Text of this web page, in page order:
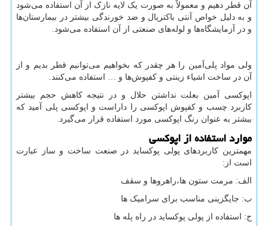
آن قطر دهیم و معمولاً به صورت یک لایه نازک از آن استفاده می‌شود
و به دلیل خواص آنتی باکتریال و ضد خورندگی بیشتر در بیمارستان‌ها
و در آزمایشگاه‌ها و لوله‌های صنعتی از آن استفاده می‌شود.
ولی مواد پلی‌آمین را هر چقدر که بخواهیم می‌توانیم قطر بدیم و از
آن در ساخت اشیاء زینتی و کفپوش‌ها و … استفاده می‌کنند.
اپوکسی آمین بعلت نداشتن حلال و در نتیجه کاهش حجم بیشتر
کاربرد چسب و کفپوش اپوکسی را داراست و اپوکسی پلی آمید که
بیشتر به عنوان رنگ اپوکسی مورد استفاده قرار می‌گیرد.
موارد استفاده از اپوکسی
مهمترین کاربردهای پولی پوکساید در صنعت ساخت و ساز عبارت
است از:
الف: مرمت ستون ها،راهروها و سقف
ب: جایگزینی مناسب برای سرامیک ها
ج: استفاده از پولی پوکساید در راه پله ها